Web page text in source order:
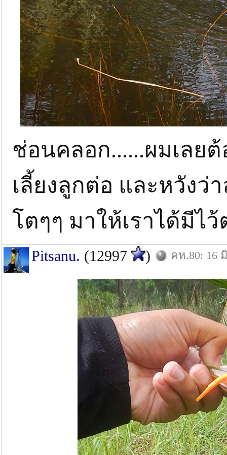
ช่อนคลอก......ผมเลย
เลี้ยงลูกต่อ และหวังว่
โตๆๆ มาให้เราได้มีไ
Pitsanu. (12997 ) คห.80: 16